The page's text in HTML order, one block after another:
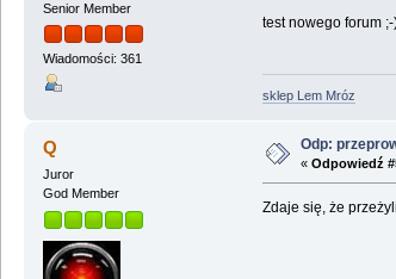
Senior Member
Wiadomości: 361
test nowego forum ;-
sklep Lem Mróz
Q
Juror
God Member
Odp:
« Odpowiedź
Zdaje się, że